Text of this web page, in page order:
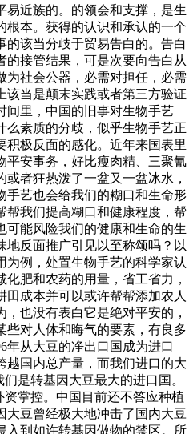
易近族的。的领会和支撑，是生
根本。获得的认识和承认的一个
的该当分歧于贸易告白的。告白
的接管结果，可是次要向告白从
为社会公器，必需对担任，必需
该当是颠末实践或者第三方验证
间里，中国的旧事对生物手艺
么素质的分歧，似乎生物手艺正
积极反面的感化。近年来国表里
平安事务，好比瘦肉精、三聚氰
者狂热泼了一盆又一盆冰水，
手艺也会给我们的糊口和生命形
帮我们提高糊口和健康程度，帮
可能风险我们的健康和生命的生
地反面推广引见以至称颂吗？以
为例，处置生物手艺的科学家认
肥和农药的用量，省工省力，
成本并可以或许帮帮添加农人
也没有表白它是绝对平安的，
些对人体和晦气的要素，有良多
年从大豆的净出口国成为进口
越国内总产量，而我们进口的大
是转基因大豆最大的进口国。
掌控。中国目前还不答应种植
大豆曾经极大地冲击了国内大豆
入到如许转基因做物的禁区。所